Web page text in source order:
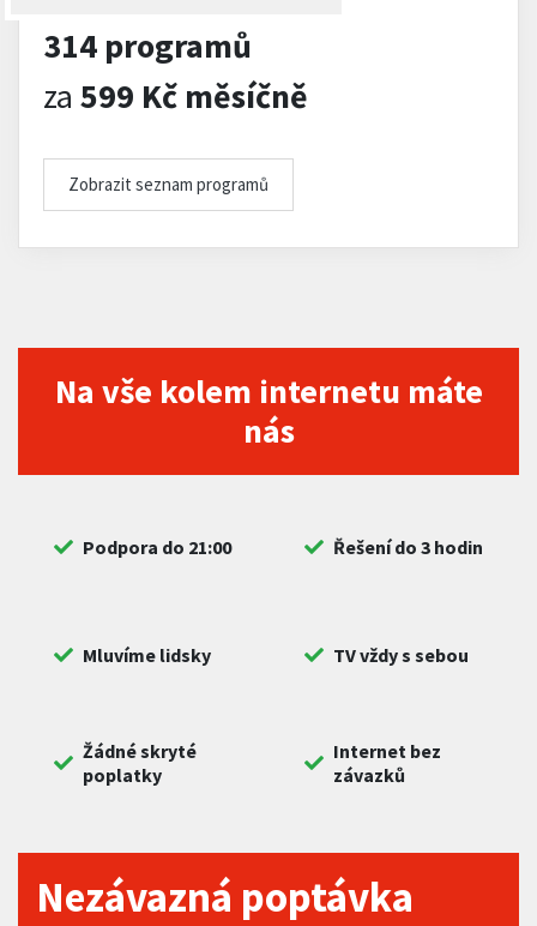
314 programů
za 599 Kč měsíčně
Zobrazit seznam programů
Na vše kolem internetu máte
nás
Podpora do 21:00 Řešení do 3 hodin
Mluvíme lidsky TV vždy s sebou
Žádné skryté
poplatky
Internet bez
závazků
Nezávazná poptávka